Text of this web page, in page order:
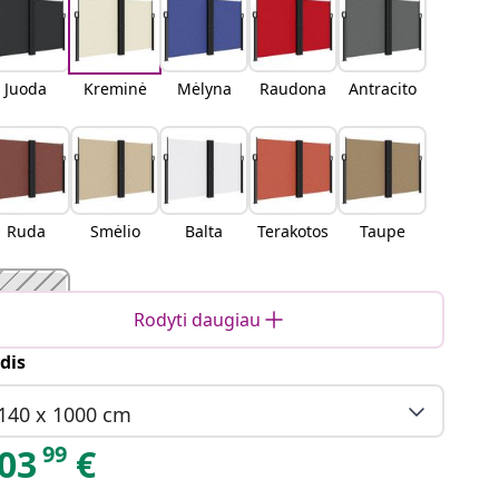
Juoda Kreminė Mėlyna Raudona Antracito
Ruda Smėlio Balta Terakotos Taupe
Rodyti daugiau
x 1000 cm
99 €